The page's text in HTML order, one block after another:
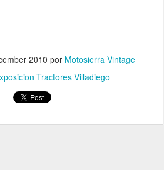
2010 por Motosierra Vintage
Tractores Villadiego